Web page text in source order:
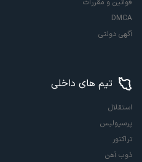
DMCA
آگهی دولتی
تیم های داخلی
استقلال
پرسپولیس
تراکتور
ذوب آهن